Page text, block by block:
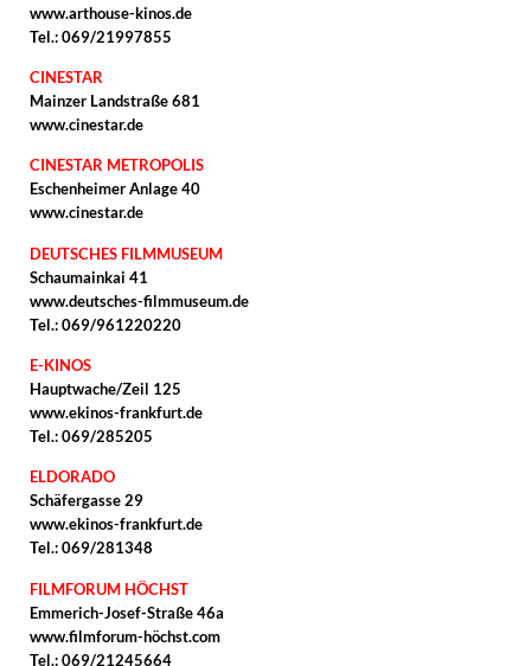
www.arthouse-kinos.de
Tel.: 069/21997855
CINESTAR
Mainzer Landstraße 681
www.cinestar.de
CINESTAR METROPOLIS
Eschenheimer Anlage 40
www.cinestar.de
DEUTSCHES FILMMUSEUM
Schaumainkai 41
www.deutsches-filmmuseum.de
Tel.: 069/961220220
E-KINOS
Hauptwache/Zeil 125
www.ekinos-frankfurt.de
Tel.: 069/285205
ELDORADO
Schäfergasse 29
www.ekinos-frankfurt.de
Tel.: 069/281348
FILMFORUM HÖCHST
Emmerich-Josef-Straße 46a
www.filmforum-höchst.com
Tel.: 069/21245664